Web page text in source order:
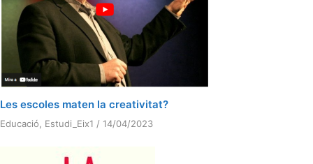
Les escoles maten la creativitat?
Educació Estudi_Eix1 / 14/04/2023